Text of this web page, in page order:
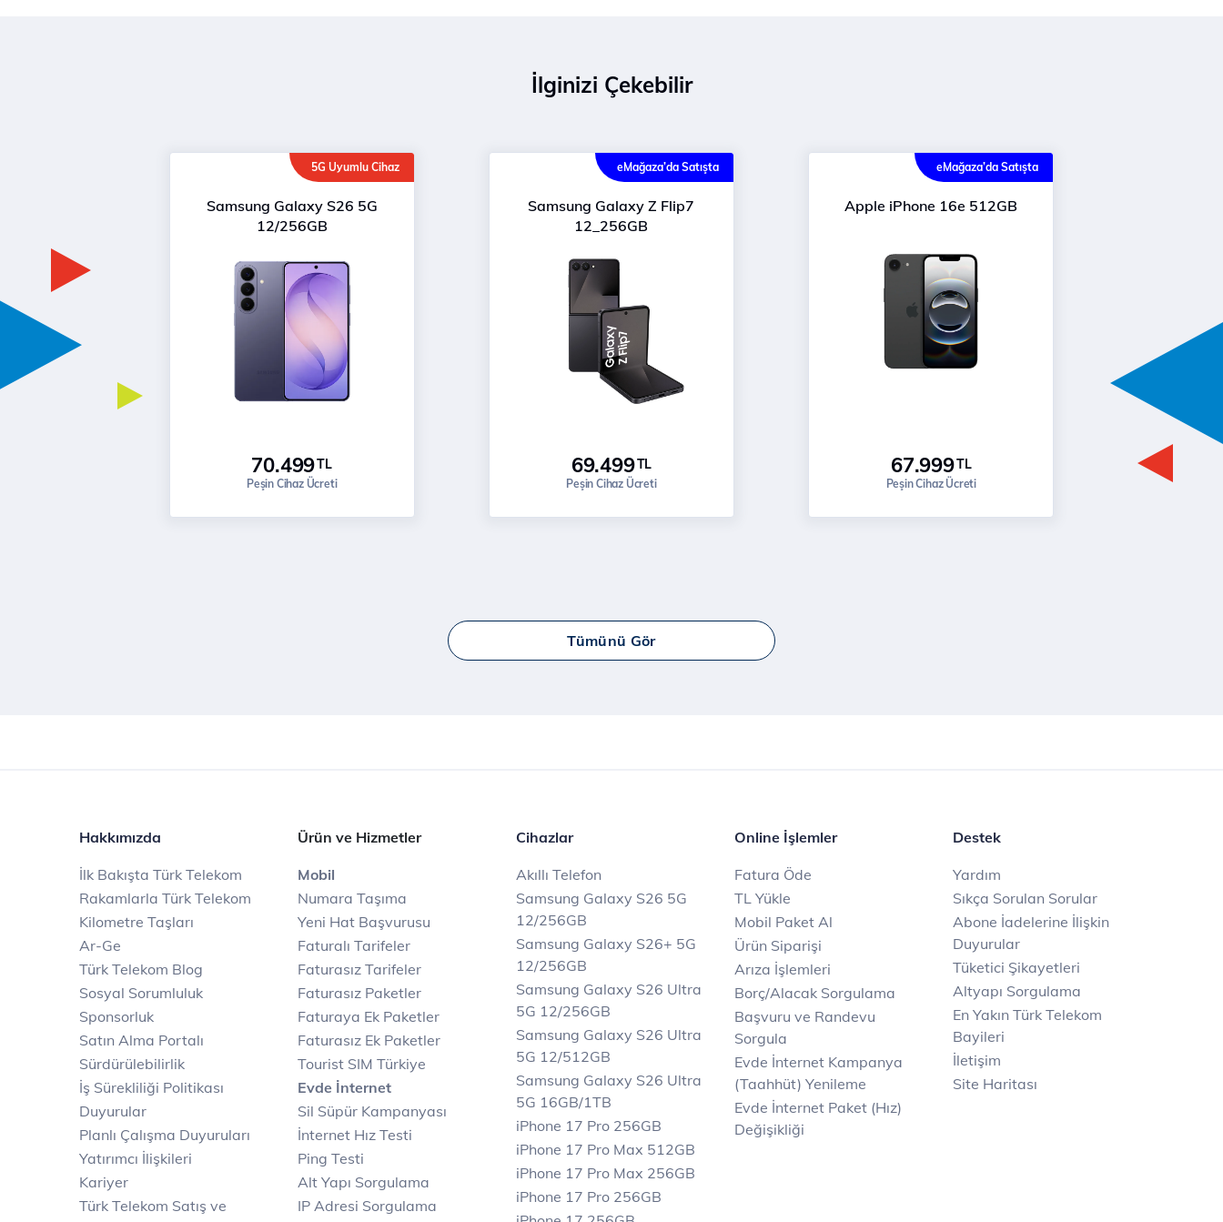
İlginizi Çekebilir
5G Uyumlu Cihaz
Samsung Galaxy S26 5G
12/256GB
70.499TL
Peşin Cihaz Ücreti
eMağaza’da Satışta
Samsung Galaxy Z Flip7
12_256GB
69.499TL
Peşin Cihaz Ücreti
eMağaza’da Satışta
Apple iPhone 16e 512GB
67.999TL
Peşin Cihaz Ücreti
Tümünü Gör
Hakkımızda
İlk Bakışta Türk Telekom
Rakamlarla Türk Telekom
Kilometre Taşları
Ar-Ge
Türk Telekom Blog
Sosyal Sorumluluk
Sponsorluk
Satın Alma Portalı
Sürdürülebilirlik
İş Sürekliliği Politikası
Duyurular
Planlı Çalışma Duyuruları
Yatırımcı İlişkileri
Kariyer
Türk Telekom Satış ve
Ürün ve Hizmetler
Mobil
Numara Taşıma
Yeni Hat Başvurusu
Faturalı Tarifeler
Faturasız Tarifeler
Faturasız Paketler
Faturaya Ek Paketler
Faturasız Ek Paketler
Tourist SIM Türkiye
Evde İnternet
Sil Süpür Kampanyası
İnternet Hız Testi
Ping Testi
Alt Yapı Sorgulama
IP Adresi Sorgulama
Cihazlar
Akıllı Telefon
Samsung Galaxy S26 5G
12/256GB
Samsung Galaxy S26+ 5G
12/256GB
Samsung Galaxy S26 Ultra
5G 12/256GB
Samsung Galaxy S26 Ultra
5G 12/512GB
Samsung Galaxy S26 Ultra
5G 16GB/1TB
iPhone 17 Pro 256GB
iPhone 17 Pro Max 512GB
iPhone 17 Pro Max 256GB
iPhone 17 Pro 256GB
Online İşlemler
Fatura Öde
TL Yükle
Mobil Paket Al
Ürün Siparişi
Arıza İşlemleri
Borç/Alacak Sorgulama
Başvuru ve Randevu
Sorgula
Evde İnternet Kampanya
(Taahhüt) Yenileme
Evde İnternet Paket (Hız)
Değişikliği
Destek
Yardım
Sıkça Sorulan Sorular
Abone İadelerine İlişkin
Duyurular
Tüketici Şikayetleri
Altyapı Sorgulama
En Yakın Türk Telekom
Bayileri
İletişim
Site Haritası